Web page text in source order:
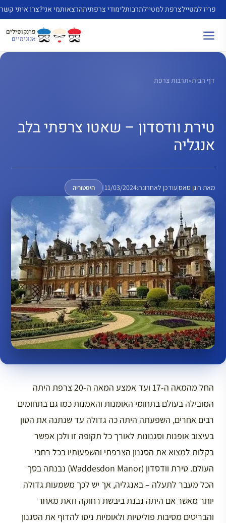
לדלג
לתוכן
פריז למטיילצרפת למטיילתרבותלימודי צרפתיתהרצאותמי אני?צרו איתי קשר
פרנקופילים
אנונימיים
דף הבית»תרבות צרפת
טירת וודסדון – שאטו צרפתי בלב
אנגליה
מאת רונן סאס|עודכן לאחרונה:11/03/2024
| היסטוריה
החל מהמאה ה-17 ועד אמצע המאה ה-20 צרפת היתה
המובילה בעולם בתחומי האומנות והאמנות כמו גם בתחומים
רבים אחרים, השפעתה היתה כה גדולה עד שנתנה את הטון
בעיצוב אופנות וסגנונות לאורך כל תקופה זו ולכן אפשר
בקלות למצוא את הסגנון הצרפתי והשפעותיו בכל רחבי
העולם. טירת וודסדון (Waddesdon Manor) נבנתה בסך
הכל מעבר לתעלה – באנגליה, אך יש לכך משמעות גדולה
יותר מאשר אם היתה נבנת ביבשת רחוקה וזאת מאחר
והבריטים מסיבות פוליטיות ולאומיות ניסו להדוף את הסגנון